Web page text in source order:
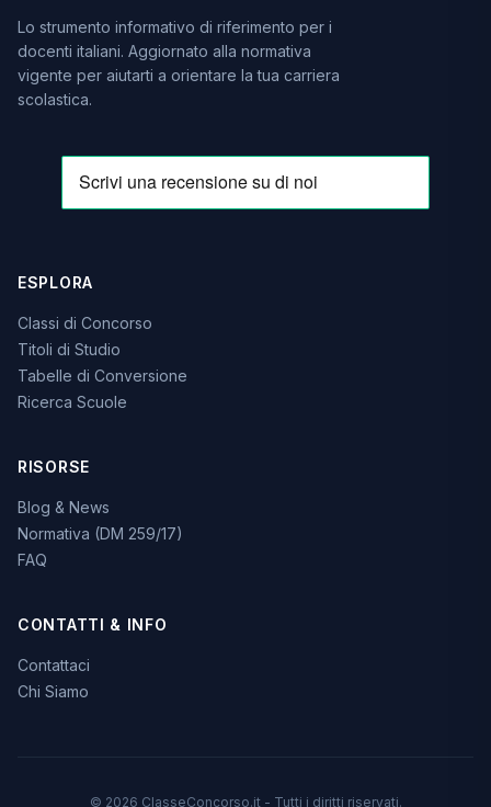
Lo strumento informativo di riferimento per i
docenti italiani. Aggiornato alla normativa
vigente per aiutarti a orientare la tua carriera
scolastica.
ESPLORA
Classi di Concorso
Titoli di Studio
Tabelle di Conversione
Ricerca Scuole
RISORSE
Blog & News
Normativa (DM 259/17)
FAQ
CONTATTI & INFO
Contattaci
Chi Siamo
© 2026 ClasseConcorso.it - Tutti i diritti riservati.